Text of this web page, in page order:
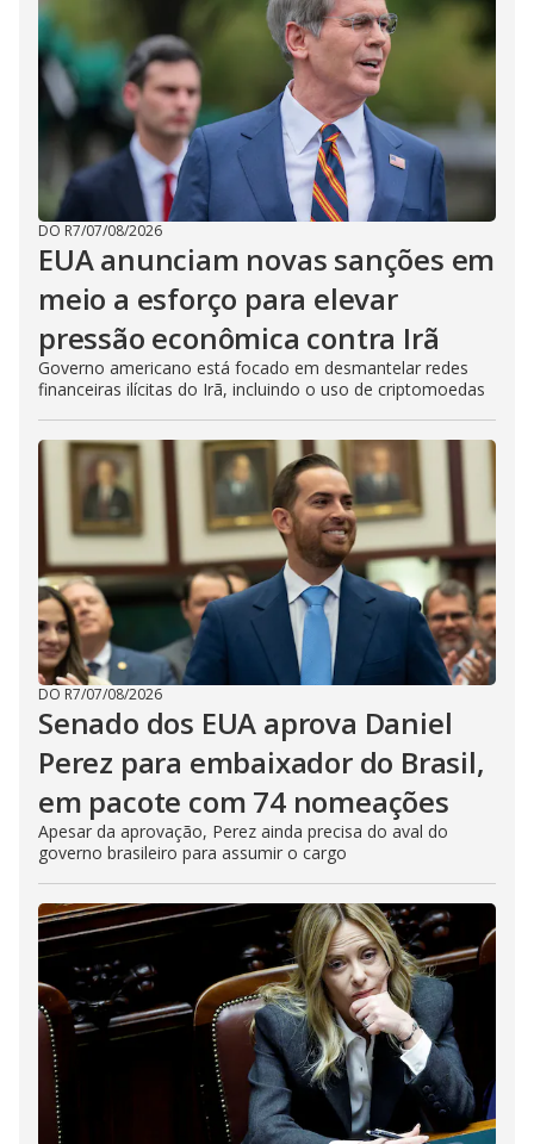
DO R7/07/08/2026
EUA anunciam novas sanções em
meio a esforço para elevar
pressão econômica contra Irã
Governo americano está focado em desmantelar redes
financeiras ilícitas do Irã, incluindo o uso de criptomoedas
DO R7/07/08/2026
Senado dos EUA aprova Daniel
Perez para embaixador do Brasil,
em pacote com 74 nomeações
Apesar da aprovação, Perez ainda precisa do aval do
governo brasileiro para assumir o cargo